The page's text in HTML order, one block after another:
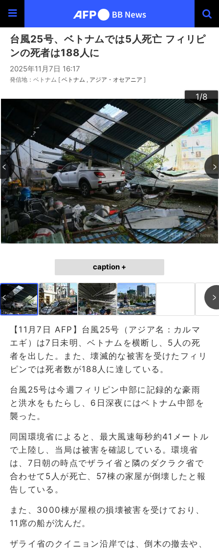
台風25号、ベトナムでは5人死亡 フィリピ
ンの死者は188人に
2025年11月7日 16:17
発信地：ベトナム [ ベトナム アジア・オセアニア ]
1/8
2/8
3/8
4/8
5/8
6/8
7/8
8/8
caption +
【11月7日 AFP】台風25号（アジア名：カルマ
エギ）は7日未明、ベトナムを横断し、5人の死
者を出した。また、壊滅的な被害を受けたフィリ
ピンでは死者数が188人に達している。
台風25号は今週フィリピン中部に記録的な豪雨
と洪水をもたらし、6日深夜にはベトナム中部を
襲った。
同国環境省によると、最大風速毎秒約41メートル
で上陸し、当局は被害を確認している。環境省
は、7日朝の時点でザライ省と隣のダクラク省で
合わせて5人が死亡、57棟の家屋が倒壊したと報
告している。
また、3000棟が屋根の損壊被害を受けており、
11席の船が沈んだ。
ザライ省のクイニョン沿岸では、倒木の撤去や、